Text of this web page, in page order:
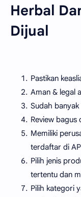
Herbal
Dijual
Pastikan
Aman & legal
Sudah
Review bagus
Memiliki
terdaftar di
Pilih jenis
tertentu dan
Pilih kategori